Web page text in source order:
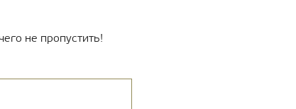
не пропустить!